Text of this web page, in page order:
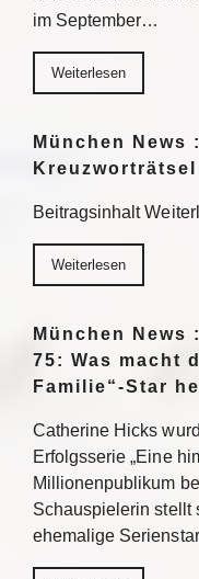
im September…
Weiterlesen
München News
Beitragsinhalt
Weiterlesen
München News
75: Was macht
Familie“-Star
Catherine Hicks
Erfolgsserie „Eine
Millionenpublikum
Schauspielerin stellt
ehemalige